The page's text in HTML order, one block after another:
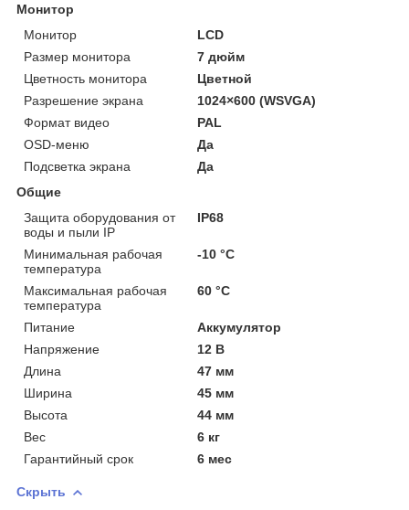
Монитор
Монитор
LCD
Размер монитора
7 дюйм
Цветность монитора
Цветной
Разрешение экрана
1024×600 (WSVGA)
Формат видео
PAL
OSD-меню
Да
Подсветка экрана
Да
Общие
Защита оборудования от
воды и пыли IP
IP68
Минимальная рабочая
температура
-10 °С
Максимальная рабочая
температура
60 °С
Питание
Аккумулятор
Напряжение
12 В
Длина
47 мм
Ширина
45 мм
Высота
44 мм
Вес
6 кг
Гарантийный срок
6 мес
Скрыть